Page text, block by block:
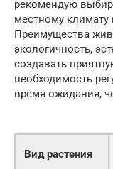
рекомендую
местному климату
Преимущества
экологичность,
создавать
необходимость
время ожидания,
Вид растения